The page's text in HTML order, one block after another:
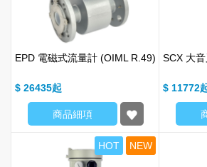
EPD 電磁式流量計 (OIML R.49)
$ 26435
商品細項
SCX 大
$ 11772
HOT NEW